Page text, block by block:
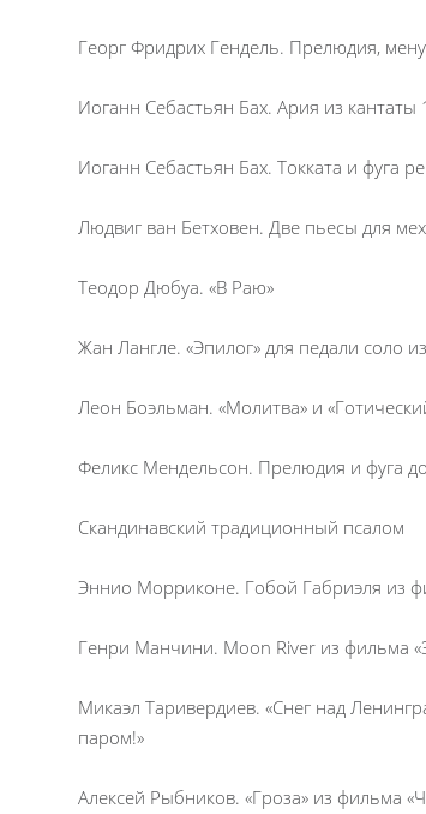
Георг Фридрих Гендель. Прелюдия,
Иоганн Себастьян Бах. Ария из кантаты
Иоганн Себастьян Бах. Токката и фуга
Людвиг ван Бетховен. Две пьесы для
Теодор Дюбуа. «В Раю»
Жан Лангле. «Эпилог» для педали соло
Леон Боэльман. «Молитва» и
Феликс Мендельсон. Прелюдия и фуга
Скандинавский традиционный псалом
Эннио Морриконе. Гобой Габриэля из
Генри Манчини. Moon River из фильма
Микаэл Таривердиев. «Снег над
паром!»
Алексей Рыбников. «Гроза» из фильма